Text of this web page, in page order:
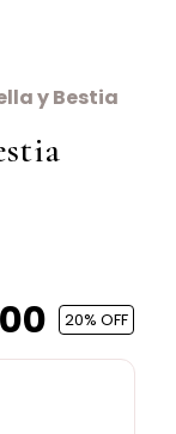
y Bestia
20% OFF